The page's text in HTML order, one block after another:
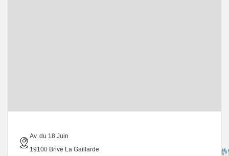
Av. du 18 Juin
19100 Brive La Gaillarde